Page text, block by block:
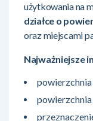
użytkowania na
działce o
oraz miejscami
Najważniejsze
powierzchnia